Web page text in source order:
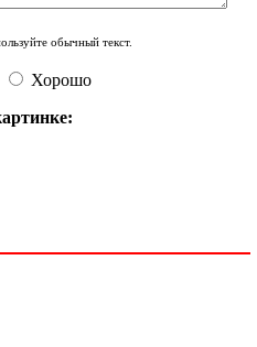
обычный текст.
Хорошо